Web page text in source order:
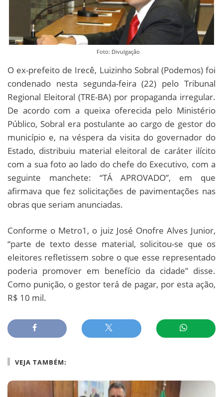
Foto: Divulgação
O ex-prefeito de Irecê, Luizinho Sobral (Podemos) foi
condenado nesta segunda-feira (22) pelo Tribunal
Regional Eleitoral (TRE-BA) por propaganda irregular.
De acordo com a queixa oferecida pelo Ministério
Público, Sobral era postulante ao cargo de gestor do
município e, na véspera da visita do governador do
Estado, distribuiu material eleitoral de caráter ilícito
com a sua foto ao lado do chefe do Executivo, com a
seguinte manchete: “TÁ APROVADO”, em que
afirmava que fez solicitações de pavimentações nas
obras que seriam anunciadas.
Conforme o Metro1, o juiz José Onofre Alves Junior,
“parte de texto desse material, solicitou-se que os
eleitores refletissem sobre o que esse representado
poderia promover em benefício da cidade” disse.
Como punição, o gestor terá de pagar, por esta ação,
R$ 10 mil.
VEJA TAMBÉM: